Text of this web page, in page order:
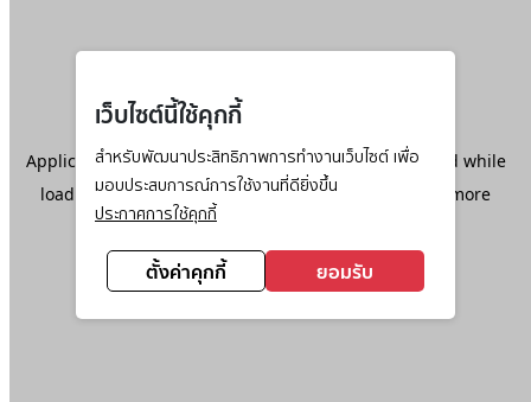
เว็บไซต์นี้ใช้คุกกี้
สำหรับพัฒนาประสิทธิภาพการทำงานเว็บไซต์ เพื่อ
มอบประสบการณ์การใช้งานที่ดียิ่งขึ้น
ประกาศการใช้คุกกี้
ตั้งค่าคุกกี้ ยอมรับ
Application error: aclient-side exception has occurred while
loadingwww.ktc.co.th(see the browser console
for more
information).